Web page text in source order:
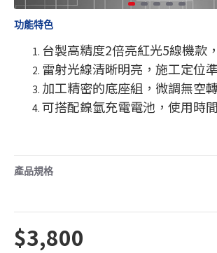
功能特色
台製高精度2倍亮紅光5線機款
雷射光線清晰明亮，施工定位
加工精密的底座組，微調無空
可搭配鎳氫充電電池，使用時
產品規格
$3,800